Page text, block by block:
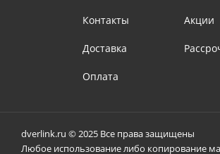
Контакты
Доставка
Оплата
Акции
dverlink.ru © 2025 Все права защищены
Любое использование либо копирование